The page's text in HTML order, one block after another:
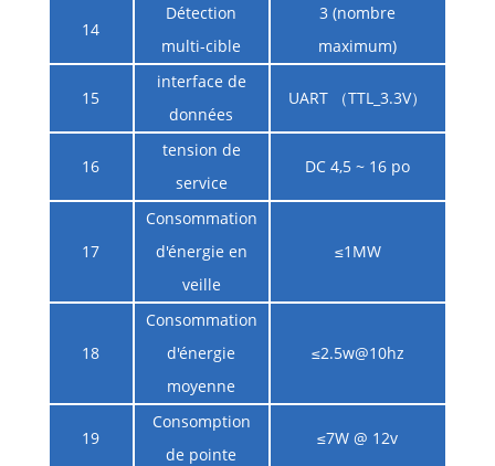
14
Détection
multi-cible
3 (nombre
maximum)
15
interface de
données
UART （TTL_3.3V）
16
tension de
service
DC 4,5 ~ 16 po
17
Consommation
d'énergie en
veille
≤1MW
18
Consommation
d'énergie
moyenne
≤2.5w@10hz
19
Consomption
de pointe
≤7W @ 12v